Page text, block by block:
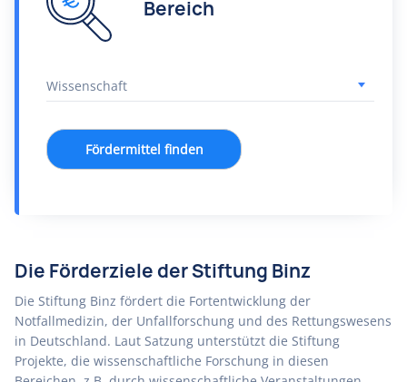
Bereich
Fördermittel finden
Die Förderziele der Stiftung Binz
Die Stiftung Binz fördert die Fortentwicklung der
Notfallmedizin, der Unfallforschung und des Rettungswesens
in Deutschland. Laut Satzung unterstützt die Stiftung
Projekte, die wissenschaftliche Forschung in diesen